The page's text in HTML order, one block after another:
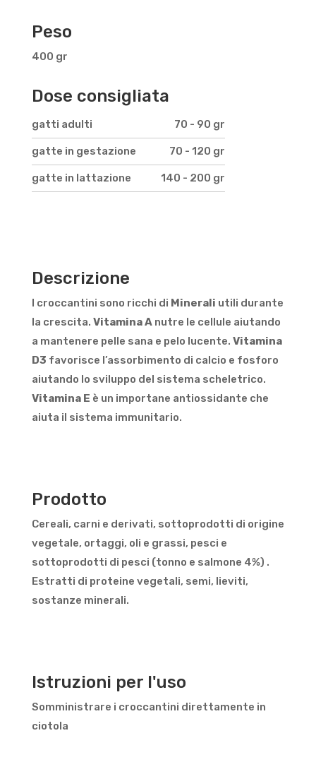
Peso
400 gr
Dose consigliata
gatti adulti 70 - 90 gr
gatte in gestazione 70 - 120 gr
gatte in lattazione 140 - 200 gr
Descrizione
I croccantini sono ricchi di Minerali utili durante
la crescita. Vitamina Anutre le cellule aiutando
a mantenere pelle sana e pelo lucente. Vitamina
D3 favorisce l’assorbimento di calcio e fosforo
aiutando lo sviluppo del sistema scheletrico.
Vitamina E è un importane antiossidante che
aiuta il sistema immunitario.
Prodotto
Cereali, carni e derivati, sottoprodotti di origine
vegetale, ortaggi, oli e grassi, pesci e
sottoprodotti di pesci (tonno e salmone 4%) .
Estratti di proteine vegetali, semi, lieviti,
sostanze minerali.
Istruzioni per l'uso
Somministrare i croccantini direttamente in
ciotola